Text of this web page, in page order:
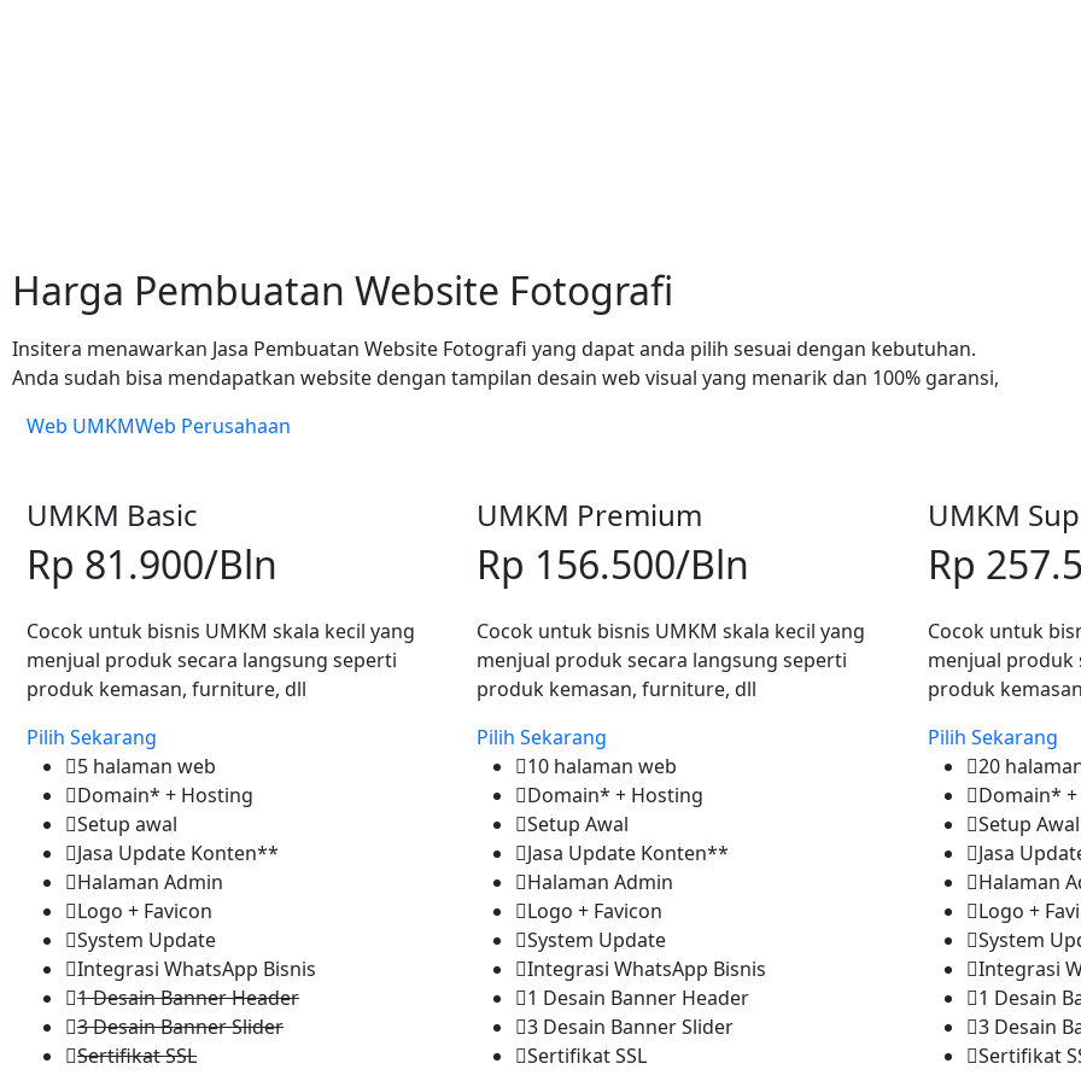
Harga Pembuatan Website Fotografi
Insitera menawarkan Jasa Pembuatan Website Fotografi yang dapat anda pilih sesuai dengan kebutuhan.
Anda sudah bisa mendapatkan website dengan tampilan desain web visual yang menarik dan 100% garansi,
Web UMKMWeb Perusahaan
UMKM Basic
Rp 81.900/Bln
Cocok untuk bisnis UMKM skala kecil yang
menjual produk secara langsung seperti
produk kemasan, furniture, dll
Pilih Sekarang
5 halaman web
Domain* + Hosting
Setup awal
Jasa Update Konten**
Halaman Admin
Logo + Favicon
System Update
Integrasi WhatsApp Bisnis
1 Desain Banner Header
3 Desain Banner Slider
Sertifikat SSL
UMKM Premium
Rp 156.500/Bln
Cocok untuk bisnis UMKM skala kecil yang
menjual produk secara langsung seperti
produk kemasan, furniture, dll
Pilih Sekarang
10 halaman web
Domain* + Hosting
Setup Awal
Jasa Update Konten**
Halaman Admin
Logo + Favicon
System Update
Integrasi WhatsApp Bisnis
1 Desain Banner Header
3 Desain Banner Slider
Sertifikat SSL
UMKM
Rp
Cocok untuk
menjual produk
produk
Pilih Sekarang
20
Domain*
Setup Awal
Jasa
Halaman
Logo +
System
Integrasi
1 Desain
3 Desain
Sertifikat